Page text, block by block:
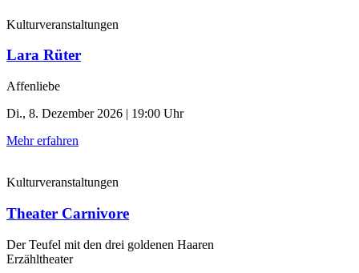
Kulturveranstaltungen
Lara Rüter
Affenliebe
Di., 8. Dezember 2026 | 19:00 Uhr
Mehr erfahren
Kulturveranstaltungen
Theater Carnivore
Der Teufel mit den drei goldenen Haaren
Erzähltheater